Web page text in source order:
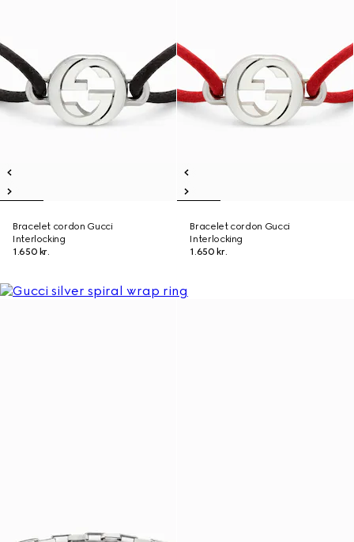
Bracelet cordon Gucci
Interlocking
1.650 kr.
Bracelet cordon Gucci
Interlocking
1.650 kr.